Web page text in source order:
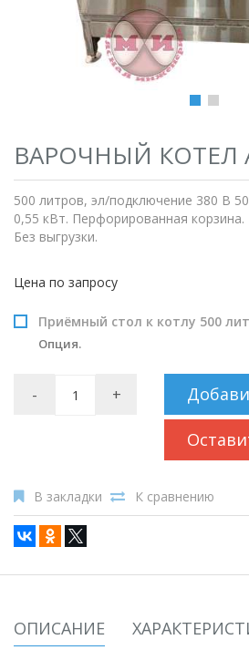
ВАРОЧНЫЙ КОТЕЛ
500 литров, эл/подключение 380 В
0,55 кВт. Перфорированная
Без выгрузки.
Цена по запросу
Приёмный стол к котлу 500
Опция.
- +
В закладки К сравнению
ОПИСАНИЕ